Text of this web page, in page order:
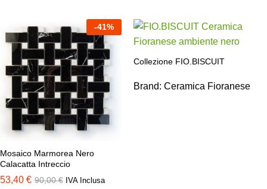
-41%
Mosaico Marmorea Nero
Calacatta Intreccio
53,40 € 90,00€ IVA Inclusa
Collezione FIO.BISCUIT
Brand: Ceramica Fioranese